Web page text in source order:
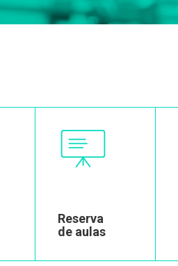
Image
Reserva
de aulas